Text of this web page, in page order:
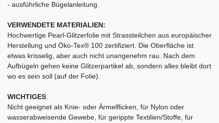
- ausführliche Bügelanleitung.
VERWENDETE MATERIALIEN:
Hochwertige Pearl-Glitzerfolie mit Strassteilchen aus europäischer
Herstellung und Öko-Tex® 100 zertifiziert. Die Oberfläche ist
etwas krisselig, aber auch nicht unangenehm rau. Nach dem
Aufbügeln gehen keine Glitzerpartikel ab, sondern alles bleibt dort
wo es sein soll (auf der Folie).
WICHTIGES:
Nicht geeignet als Knie- oder Ärmelflicken, für Nylon oder
wasserabweisende Gewebe, für gerippte Textilien/Stoffe, für